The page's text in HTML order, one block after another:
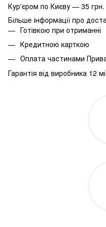
Кур'єром по Києву — 35 грн.
Більше інформації про
Готівкою при отриманні
Кредитною карткою
Оплата частинами
Гарантія від виробника 12